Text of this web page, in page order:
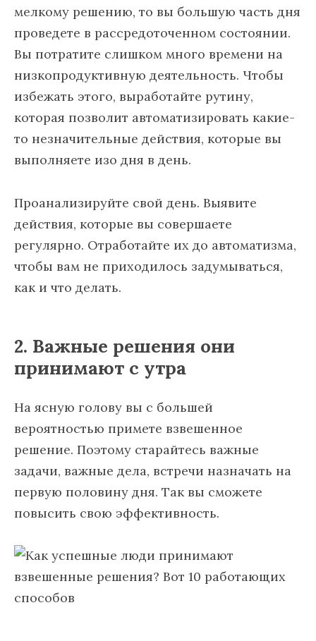
мелкому решению, то вы большую часть дня
проведете в рассредоточенном состоянии.
Вы потратите слишком много времени на
низкопродуктивную деятельность. Чтобы
избежать этого, выработайте рутину,
которая позволит автоматизировать какие-
то незначительные действия, которые вы
выполняете изо дня в день.
Проанализируйте свой день. Выявите
действия, которые вы совершаете
регулярно. Отработайте их до автоматизма,
чтобы вам не приходилось задумываться,
как и что делать.
2. Важные решения они
принимают с утра
На ясную голову вы с большей
вероятностью примете взвешенное
решение. Поэтому старайтесь важные
задачи, важные дела, встречи назначать на
первую половину дня. Так вы сможете
повысить свою эффективность.